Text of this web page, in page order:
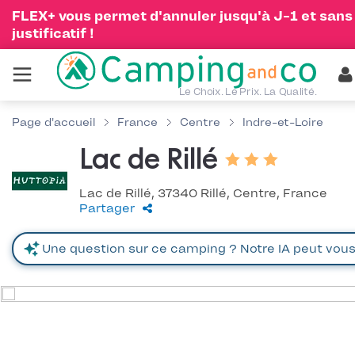
FLEX+ vous permet d'annuler jusqu'à J-1 et sans
justificatif !
Le Choix. Le Prix. La Qualité.
Page d'accueil France Centre Indre-et-Loire
Lac de Rillé
Lac de Rillé, 37340 Rillé, Centre, France
Partager